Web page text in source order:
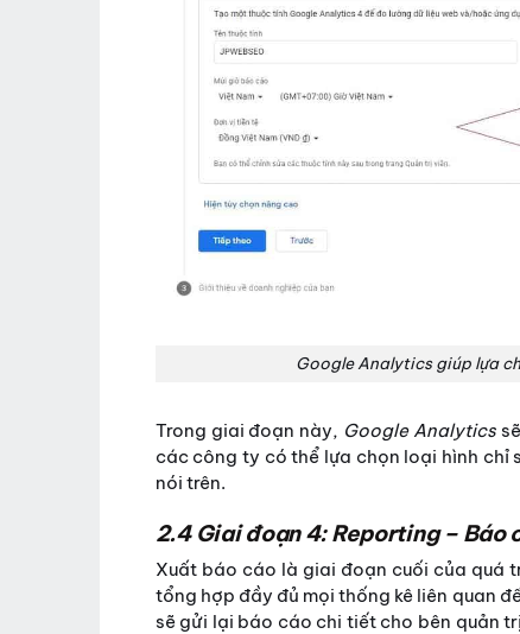
Google Analytics giúp lựa
Trong giai đoạn này, Google Analytics
các công ty có thể lựa chọn loại hình chỉ
nói trên.
2.4 Giai đoạn 4: Reporting – Báo
Xuất báo cáo là giai đoạn cuối của quá
tổng hợp đầy đủ mọi thống kê liên quan
sẽ gửi lại báo cáo chi tiết cho bên quản